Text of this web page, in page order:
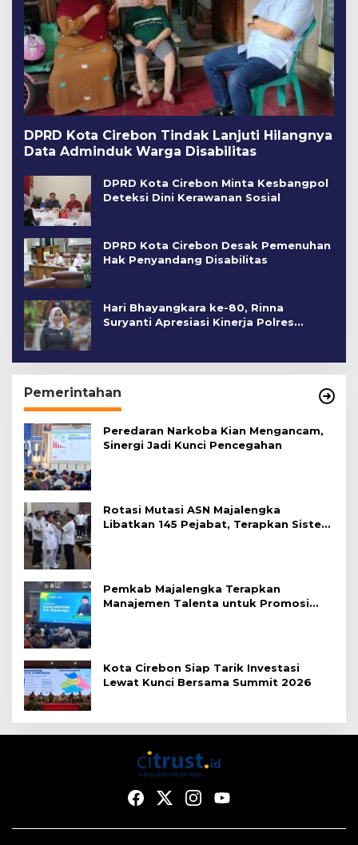
DPRD Kota Cirebon Tindak Lanjuti Hilangnya
Data Adminduk Warga Disabilitas
DPRD Kota Cirebon Minta Kesbangpol
Deteksi Dini Kerawanan Sosial
DPRD Kota Cirebon Desak Pemenuhan
Hak Penyandang Disabilitas
Hari Bhayangkara ke-80, Rinna
Suryanti Apresiasi Kinerja Polres
Pemerintahan
Peredaran Narkoba Kian Mengancam,
Sinergi Jadi Kunci Pencegahan
Rotasi Mutasi ASN Majalengka
Libatkan 145 Pejabat, Terapkan Sistem
Pemkab Majalengka Terapkan
Manajemen Talenta untuk Promosi
Kota Cirebon Siap Tarik Investasi
Lewat Kunci Bersama Summit 2026